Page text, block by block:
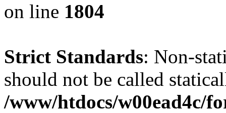
on line 1804
Strict Standards: Non-
should not be called
/www/htdocs/w00ead4c/